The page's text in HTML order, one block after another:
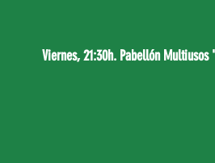
Viernes, 21:30h. Pabellón Multiusos